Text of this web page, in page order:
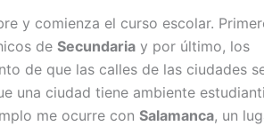
y comienza el curso escolar.
de Secundaria y por último, los
de que las calles de las ciudades
una ciudad tiene ambiente
me ocurre con Salamanca, un